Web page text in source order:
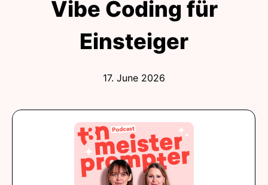
Vibe Coding für
Einsteiger
17. June 2026